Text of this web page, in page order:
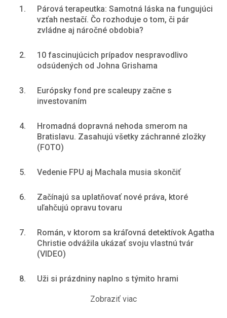
1.
Párová terapeutka: Samotná láska na fungujúci
vzťah nestačí. Čo rozhoduje o tom, či pár
zvládne aj náročné obdobia?
2.
10 fascinujúcich prípadov nespravodlivo
odsúdených od Johna Grishama
3.
Európsky fond pre scaleupy začne s
investovaním
4.
Hromadná dopravná nehoda smerom na
Bratislavu. Zasahujú všetky záchranné zložky
(FOTO)
5. Vedenie FPU aj Machala musia skončiť
6.
Začínajú sa uplatňovať nové práva, ktoré
uľahčujú opravu tovaru
7.
Román, v ktorom sa kráľovná detektívok Agatha
Christie odvážila ukázať svoju vlastnú tvár
(VIDEO)
8. Uži si prázdniny naplno s týmito hrami
Zobraziť viac